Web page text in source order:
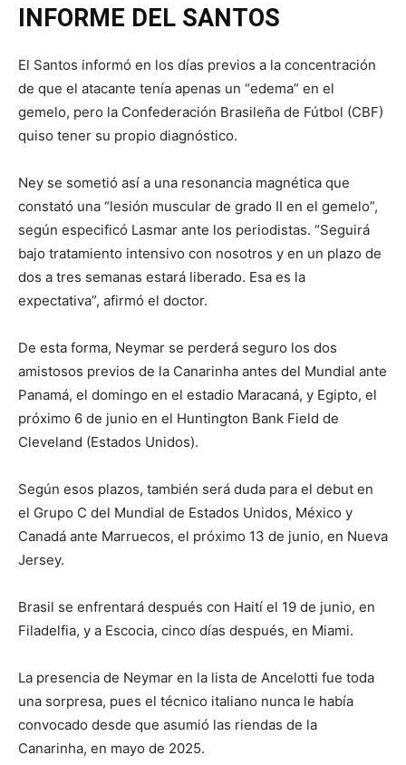
INFORME DEL SANTOS
El Santos informó en los días previos a la concentración
de que el atacante tenía apenas un “edema” en el
gemelo, pero la Confederación Brasileña de Fútbol (CBF)
quiso tener su propio diagnóstico.
Ney se sometió así a una resonancia magnética que
constató una “lesión muscular de grado II en el gemelo”,
según especificó Lasmar ante los periodistas. “Seguirá
bajo tratamiento intensivo con nosotros y en un plazo de
dos a tres semanas estará liberado. Esa es la
expectativa”, afirmó el doctor.
De esta forma, Neymar se perderá seguro los dos
amistosos previos de la Canarinha antes del Mundial ante
Panamá, el domingo en el estadio Maracaná, y Egipto, el
próximo 6 de junio en el Huntington Bank Field de
Cleveland (Estados Unidos).
Según esos plazos, también será duda para el debut en
el Grupo C del Mundial de Estados Unidos, México y
Canadá ante Marruecos, el próximo 13 de junio, en Nueva
Jersey.
Brasil se enfrentará después con Haití el 19 de junio, en
Filadelfia, y a Escocia, cinco días después, en Miami.
La presencia de Neymar en la lista de Ancelotti fue toda
una sorpresa, pues el técnico italiano nunca le había
convocado desde que asumió las riendas de la
Canarinha, en mayo de 2025.